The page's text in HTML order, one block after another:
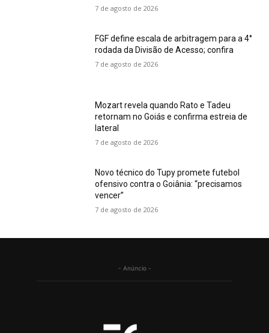
7 de agosto de 2026
FGF define escala de arbitragem para a 4°
rodada da Divisão de Acesso; confira
7 de agosto de 2026
Mozart revela quando Rato e Tadeu
retornam no Goiás e confirma estreia de
lateral
7 de agosto de 2026
Novo técnico do Tupy promete futebol
ofensivo contra o Goiânia: “precisamos
vencer”
7 de agosto de 2026
- Anúncio -